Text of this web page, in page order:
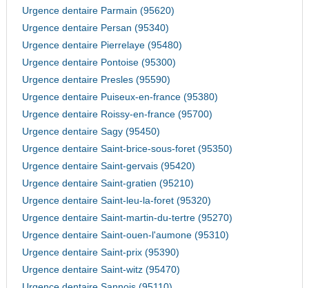
Urgence dentaire Parmain (95620)
Urgence dentaire Persan (95340)
Urgence dentaire Pierrelaye (95480)
Urgence dentaire Pontoise (95300)
Urgence dentaire Presles (95590)
Urgence dentaire Puiseux-en-france (95380)
Urgence dentaire Roissy-en-france (95700)
Urgence dentaire Sagy (95450)
Urgence dentaire Saint-brice-sous-foret (95350)
Urgence dentaire Saint-gervais (95420)
Urgence dentaire Saint-gratien (95210)
Urgence dentaire Saint-leu-la-foret (95320)
Urgence dentaire Saint-martin-du-tertre (95270)
Urgence dentaire Saint-ouen-l'aumone (95310)
Urgence dentaire Saint-prix (95390)
Urgence dentaire Saint-witz (95470)